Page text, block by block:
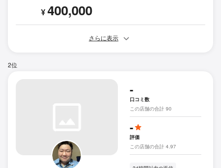
¥400,000
さらに表示
2位
-
口コミ数
この店舗の合計 90
-
評価
この店舗の合計 4.97